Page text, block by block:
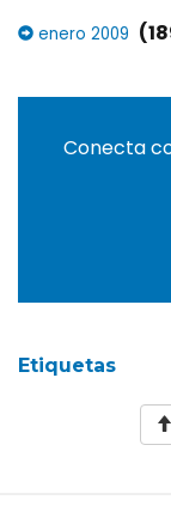
enero 2009
Conecta
Etiquetas